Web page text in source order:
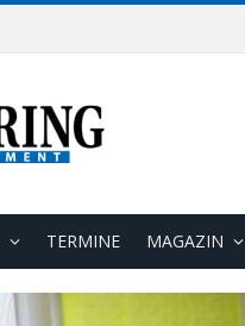
TERMINE MAGAZIN